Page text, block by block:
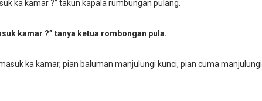
ka kamar ?” takun kapala rumbungan pulang.
kamar ?” tanya ketua rombongan pula.
ka kamar, pian baluman manjulungi kunci, pian cuma manjulungi